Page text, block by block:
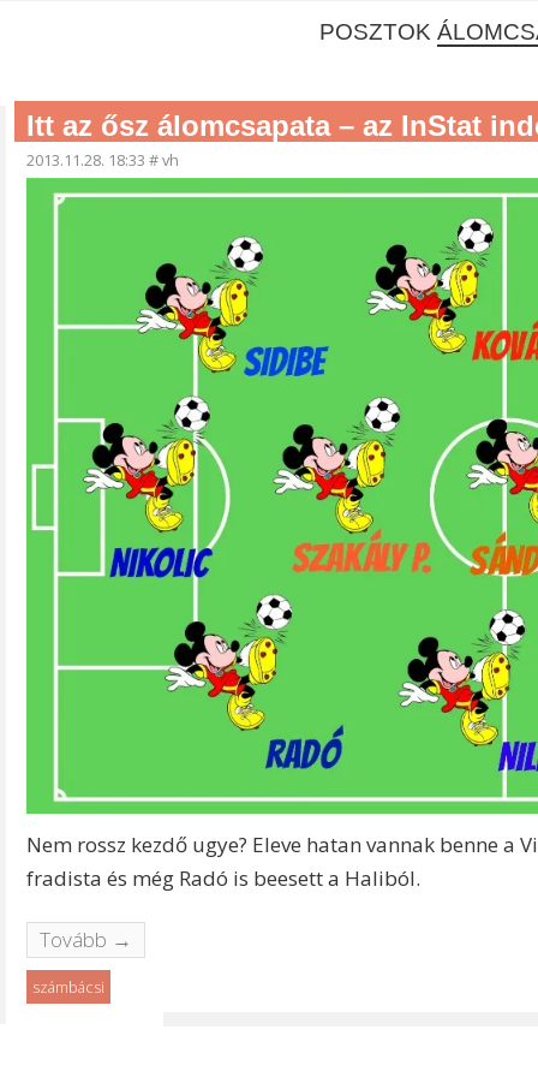
POSZTOK
Itt az ősz álomcsapata – az InStat
2013.11.28. 18:33 #vh
Nem rossz kezdő ugye? Eleve hatan vannak benne a
fradista és még Radó is beesett a Haliból.
Tovább →
számbácsi